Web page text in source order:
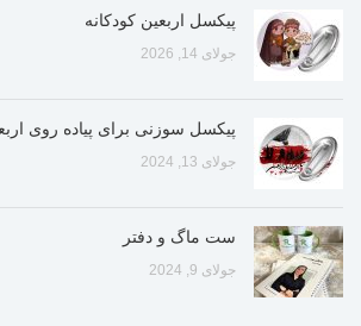
پیکسل اربعین کودکانه
جولای 14, 2026
پیکسل سوزنی برای پیاده روی
جولای 13, 2024
ست ماگ و دفتر
جولای 9, 2024